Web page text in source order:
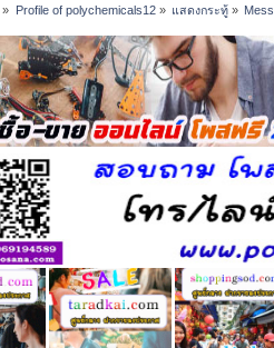
» Profile of polychemicals12» แสดงกระทู้»